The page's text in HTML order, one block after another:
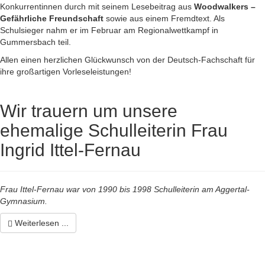
Konkurrentinnen durch mit seinem Lesebeitrag aus Woodwalkers –
Gefährliche Freundschaft sowie aus einem Fremdtext. Als
Schulsieger nahm er im Februar am Regionalwettkampf in
Gummersbach teil.
Allen einen herzlichen Glückwunsch von der Deutsch-Fachschaft für
ihre großartigen Vorleseleistungen!
Wir trauern um unsere
ehemalige Schulleiterin Frau
Ingrid Ittel-Fernau
Frau Ittel-Fernau war von 1990 bis 1998 Schulleiterin am Aggertal-
Gymnasium.
Weiterlesen ...